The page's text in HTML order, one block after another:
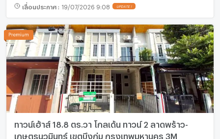
เลื่อนประกาศ : 19/07/2026 9:08 UPDATE !
ทาวน์เฮ้าส์ 18.8 ตร.วา โกลเด้น ทาวน์ 2 ลาดพร้าว-
เกษตรนวมินทร์ เขตบึงกุ่ม กรุงเทพมหานคร 3M